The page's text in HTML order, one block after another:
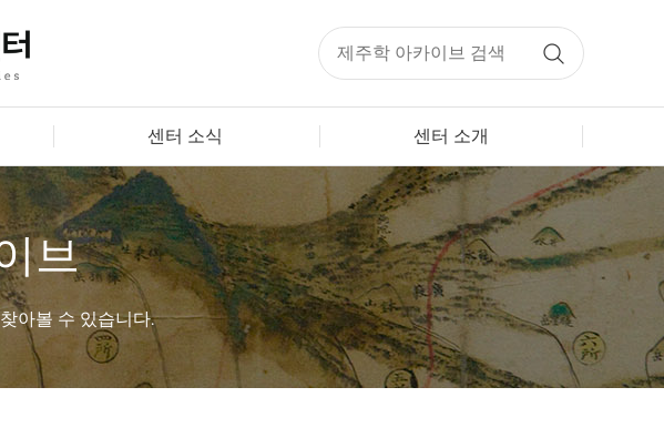
센터 소식 센터 소개
브
아볼 수 있습니다.